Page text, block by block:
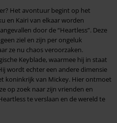
Het avontuur begint op het
en Kairi van elkaar worden
door de “Heartless”. Deze
ziel en zijn per ongeluk
ze nu chaos veroorzaken.
Keyblade, waarmee hij in staat
wordt echter een andere dimensie
koninkrijk van Mickey. Hier ontmoet
op zoek naar zijn vrienden en
te verslaan en de wereld te